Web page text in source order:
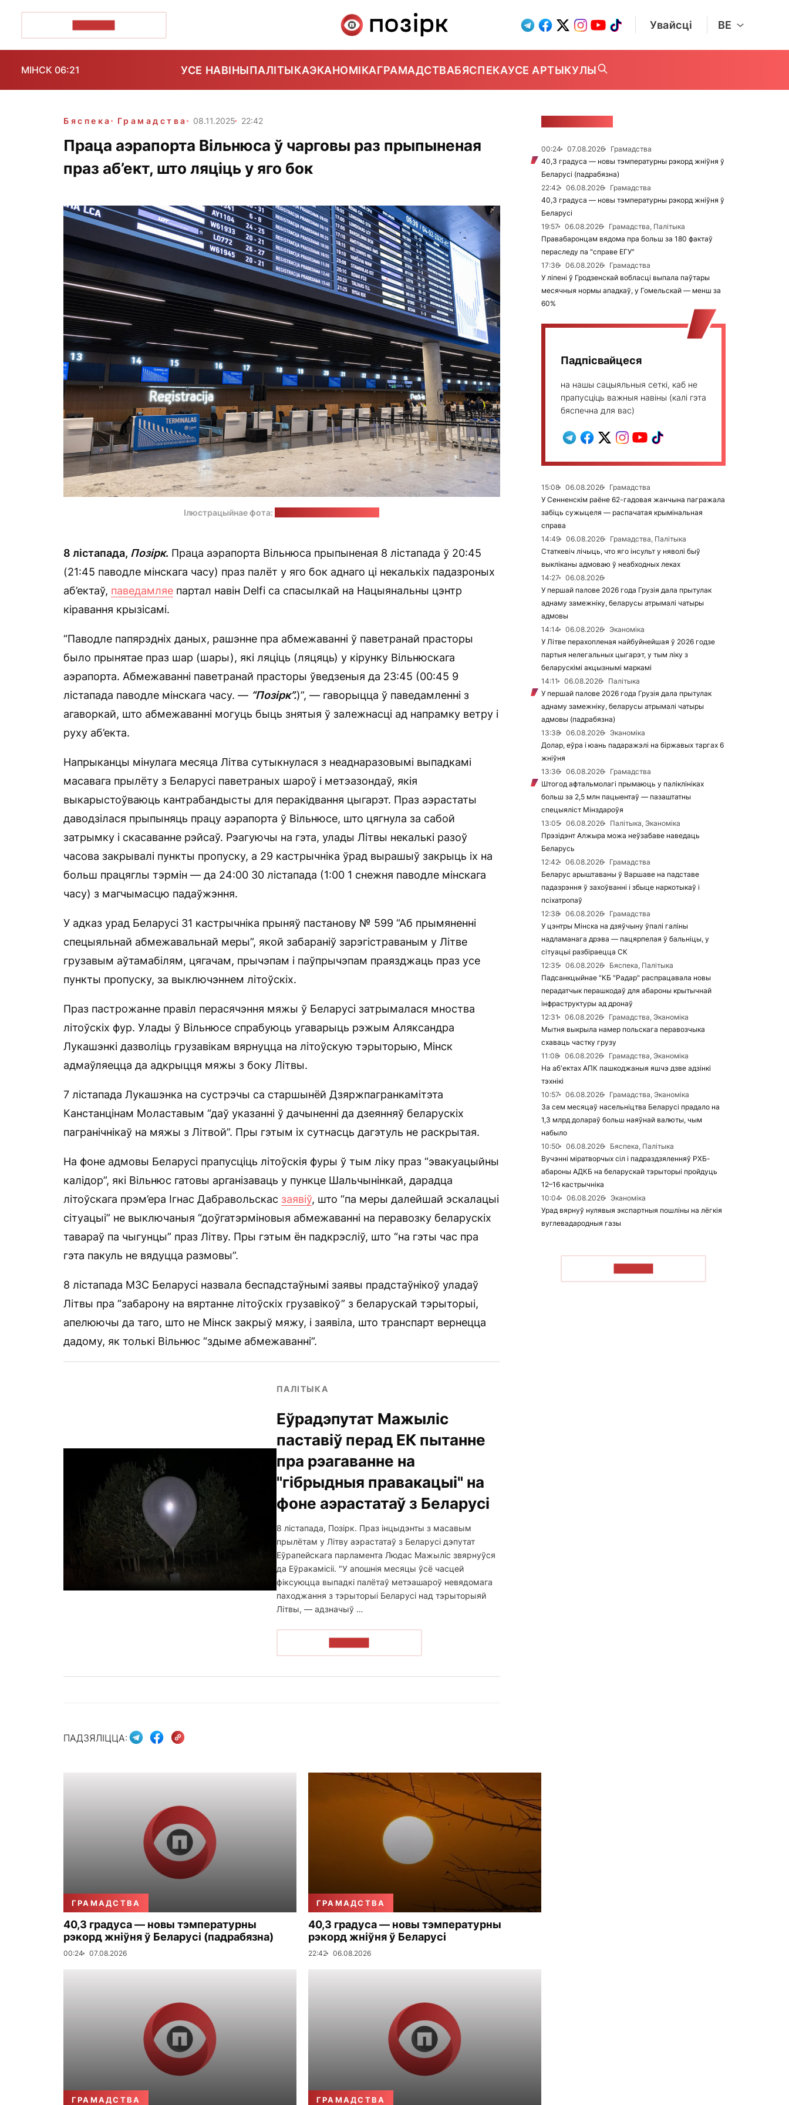
Увайсці BE
МІНСК 06:21 УСЕ НАВІНЫПАЛІТЫКАЭКАНОМІКАГРАМАДСТВАБЯСПЕКАУСЕ АРТЫКУЛЫ
Бяспека Грамадства 08.11.2025 22:42
Праца аэрапорта Вільнюса ў чарговы раз прыпыненая
праз аб’ект, што ляціць у яго бок
Ілюстрацыйнае фота:
8 лістапада, Позірк. Праца аэрапорта Вільнюса прыпыненая 8 лістапада ў 20:45
(21:45 паводле мінскага часу) праз палёт у яго бок аднаго ці некалькіх падазроных
аб’ектаў, паведамляе партал навін Delfi са спасылкай на Нацыянальны цэнтр
кіравання крызісамі.
“Паводле папярэдніх даных, рашэнне пра абмежаванні ў паветранай прасторы
было прынятае праз шар (шары), які ляціць (ляцяць) у кірунку Вільнюскага
аэрапорта. Абмежаванні паветранай прасторы ўведзеныя да 23:45 (00:45 9
лістапада паводле мінскага часу. — “Позірк”.)”, — гаворыцца ў паведамленні з
агаворкай, што абмежаванні могуць быць знятыя ў залежнасці ад напрамку ветру і
руху аб’екта.
Напрыканцы мінулага месяца Літва сутыкнулася з неаднаразовымі выпадкамі
масавага прылёту з Беларусі паветраных шароў і метэазондаў, якія
выкарыстоўваюць кантрабандысты для перакідвання цыгарэт. Праз аэрастаты
даводзілася прыпыняць працу аэрапорта ў Вільнюсе, што цягнула за сабой
затрымку і скасаванне рэйсаў. Рэагуючы на ​​гэта, улады Літвы некалькі разоў
часова закрывалі пункты пропуску, а 29 кастрычніка ўрад вырашыў закрыць іх на
больш працяглы тэрмін — да 24:00 30 лістапада (1:00 1 снежня паводле мінскага
часу) з магчымасцю падаўжэння.
У адказ урад Беларусі 31 кастрычніка прыняў пастанову № 599 “Аб прымяненні
спецыяльнай абмежавальнай меры”, якой забараніў зарэгістраваным у Літве
грузавым аўтамабілям, цягачам, прычэпам і паўпрычэпам праязджаць праз усе
пункты пропуску, за выключэннем літоўскіх.
Праз пастрожанне правіл перасячэння мяжы ў Беларусі затрымалася мноства
літоўскіх фур. Улады ў Вільнюсе спрабуюць угаварыць рэжым Аляксандра
Лукашэнкі дазволіць грузавікам вярнуцца на літоўскую тэрыторыю, Мінск
адмаўляецца да адкрыцця мяжы з боку Літвы.
7 лістапада Лукашэнка на сустрэчы са старшынёй Дзяржпагранкамітэта
Канстанцінам Моластавым “даў указанні ў дачыненні да дзеянняў беларускіх
пагранічнікаў на мяжы з Літвой”. Пры гэтым іх сутнасць дагэтуль не раскрытая.
На фоне адмовы Беларусі прапусціць літоўскія фуры ў тым ліку праз “эвакуацыйны
калідор”, які Вільнюс гатовы арганізаваць у пункце Шальчынінкай, дарадца
літоўскага прэм’ера Ігнас Дабравольскас заявіў, што “па меры далейшай эскалацыі
сітуацыі” не выключаныя “доўгатэрміновыя абмежаванні на перавозку беларускіх
тавараў па чыгунцы” праз Літву. Пры гэтым ён падкрэсліў, што “на гэты час пра
гэта пакуль не вядуцца размовы”.
8 лістапада МЗС Беларусі назвала беспадстаўнымі заявы прадстаўнікоў уладаў
Літвы пра “забарону на вяртанне літоўскіх грузавікоў” з беларускай тэрыторыі,
апелюючы да таго, што не Мінск закрыў мяжу, і заявіла, што транспарт вернецца
дадому, як толькі Вільнюс “здыме абмежаванні”.
ПАЛІТЫКА
Еўрадэпутат Мажыліс
паставіў перад ЕК пытанне
пра рэагаванне на
"гібрыдныя правакацыі" на
фоне аэрастатаў з Беларусі
8 лістапада, Позірк. Праз інцыдэнты з масавым
прылётам у Літву аэрастатаў з Беларусі дэпутат
Еўрапейскага парламента Людас Мажыліс звярнуўся
да Еўракамісіі. "У апошнія месяцы ўсё часцей
фіксуюцца выпадкі палётаў метэашароў невядомага
паходжання з тэрыторыі Беларусі над тэрыторыяй
Літвы, — адзначыў …
ПАДЗЯЛІЦЦА:
ГРАМАДСТВА
40,3 градуса — новы тэмпературны
рэкорд жніўня ў Беларусі (падрабязна)
00:24 07.08.2026
ГРАМАДСТВА
40,3 градуса — новы тэмпературны
рэкорд жніўня ў Беларусі
22:42 06.08.2026
ГРАМАДСТВА ГРАМАДСТВА
00:24 07.08.2026
Грамадства
40,3 градуса — новы тэмпературны рэкорд жніўня ў
Беларусі (падрабязна)
22:42
06.08.2026
Грамадства
40,3 градуса — новы тэмпературны рэкорд жніўня ў
Беларусі
19:57
06.08.2026
Грамадства, Палітыка
Правабаронцам вядома пра больш за 180 фактаў
пераследу па "справе ЕГУ"
17:36
06.08.2026
Грамадства
У ліпені ў Гродзенскай вобласці выпала паўтары
месячныя нормы ападкаў, у Гомельскай — менш за
60%
Падпісвайцеся
на нашы сацыяльныя сеткі, каб не
прапусціць важныя навіны (калі гэта
бяспечна для вас)
15:08 06.08.2026
Грамадства
У Сенненскім раёне 62-гадовая жанчына пагражала
забіць сужыцеля — распачатая крымінальная
справа
14:49
06.08.2026
Грамадства, Палітыка
Статкевіч лічыць, что яго інсульт у няволі быў
выкліканы адмоваю ў неабходных леках
14:27
06.08.2026
У першай палове 2026 года Грузія дала прытулак
аднаму замежніку, беларусы атрымалі чатыры
адмовы
14:14
06.08.2026
Эканоміка
У Літве перахопленая найбуйнейшая ў 2026 годзе
партыя нелегальных цыгарэт, у тым ліку з
беларускімі акцызнымі маркамі
14:11
06.08.2026
Палітыка
У першай палове 2026 года Грузія дала прытулак
аднаму замежніку, беларусы атрымалі чатыры
адмовы (падрабязна)
13:38
06.08.2026
Эканоміка
Долар, еўра і юань падаражэлі на біржавых таргах 6
жніўня
13:36
06.08.2026
Грамадства
Штогод афтальмолагі прымаюць у паліклініках
больш за 2,5 млн пацыентаў — пазаштатны
спецыяліст Мінздароўя
13:05
06.08.2026
Палітыка, Эканоміка
Прэзідэнт Алжыра можа неўзабаве наведаць
Беларусь
12:42
06.08.2026
Грамадства
Беларус арыштаваны ў Варшаве на падставе
падазрэння ў захоўванні і збыце наркотыкаў і
псіхатропаў
12:38
06.08.2026
Грамадства
У цэнтры Мінска на дзяўчыну ўпалі галіны
надламанага дрэва — пацярпелая ў бальніцы, у
сітуацыі разбіраецца СК
12:35
06.08.2026
Бяспека, Палітыка
Падсанкцыйнае "КБ "Радар" распрацавала новы
перадатчык перашкодаў для абароны крытычнай
інфраструктуры ад дронаў
12:31
06.08.2026
Грамадства, Эканоміка
Мытня выкрыла намер польскага перавозчыка
схаваць частку грузу
11:08
06.08.2026
Грамадства, Эканоміка
На аб'ектах АПК пашкоджаныя яшчэ дзве адзінкі
тэхнікі
10:57
06.08.2026
Грамадства, Эканоміка
За сем месяцаў насельніцтва Беларусі прадало на
1,3 млрд долараў больш наяўнай валюты, чым
набыло
10:50
06.08.2026
Бяспека, Палітыка
Вучэнні міратворчых сіл і падраздзяленняў РХБ-
абароны АДКБ на беларускай тэрыторыі пройдуць
12–16 кастрычніка
10:04
06.08.2026
Эканоміка
Урад вярнуў нулявыя экспартныя пошліны на лёгкія
вуглевадародныя газы